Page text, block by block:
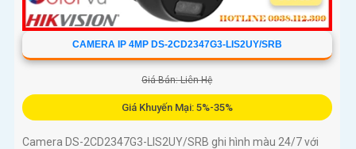
CAMERA IP 4MP DS-2CD2347G3-LIS2UY/SRB
Giá Bán: Liên Hệ
Giá Khuyến Mại: 5%-35%
Camera DS-2CD2347G3-LIS2UY/SRB ghi hình màu 24/7 với